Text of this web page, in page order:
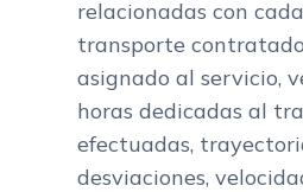
relacionadas con
transporte
asignado al servicio,
horas dedicadas al
efectuadas,
desviaciones,